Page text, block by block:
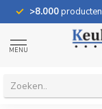
>8.000
MENU